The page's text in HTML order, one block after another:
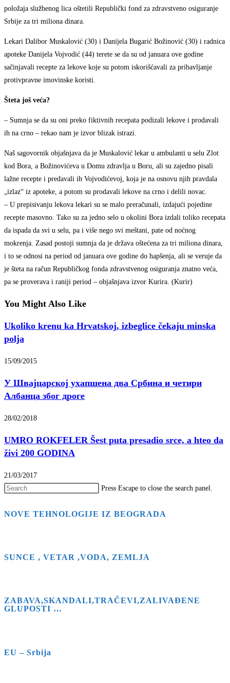
položaja službenog lica oštetili Republički fond za zdravstveno osiguranje
Srbije za tri miliona dinara.
Lekari Dalibor Muskalović (30) i Danijela Bugarić Božinović (30) i radnica
apoteke Danijela Vojvodić (44) terete se da su od januara ove godine
sačinjavali recepte za lekove koje su potom iskorišćavali za pribavljanje
protivpravne imovinske koristi.
Šteta još veća?
– Sumnja se da su oni preko fiktivnih recepata podizali lekove i prodavali
ih na crno – rekao nam je izvor blizak istrazi.
Naš sagovornik objašnjava da je Muskalović lekar u ambulanti u selu Zlot
kod Bora, a Božinovićeva u Domu zdravlja u Boru, ali su zajedno pisali
lažne recepte i predavali ih Vojvodićevoj, koja je na osnovu njih pravdala
„izlaz“ iz apoteke, a potom su prodavali lekove na crno i delili novac.
– U prepisivanju lekova lekari su se malo preračunali, izdajući pojedine
recepte masovno. Tako su za jedno selo u okolini Bora izdali toliko recepata
da ispada da svi u selu, pa i više nego svi meštani, pate od noćnog
mokrenja. Zasad postoji sumnja da je država oštećena za tri miliona dinara,
i to se odnosi na period od januara ove godine do hapšenja, ali se veruje da
je šteta na račun Republičkog fonda zdravstvenog osiguranja znatno veća,
pa se proverava i raniji period – objašnjava izvor Kurira. (Kurir)
You Might Also Like
Ukoliko krenu ka Hrvatskoj, izbeglice čekaju minska
polja
15/09/2015
У Швајцарској ухапшена два Србина и четири
Албанца због дроге
28/02/2018
UMRO ROKFELER Šest puta presadio srce, a hteo da
živi 200 GODINA
21/03/2017
Press Escape to close the search panel.
NOVE TEHNOLOGIJE IZ BEOGRADA
SUNCE , VETAR ,VODA, ZEMLJA
ZABAVA,SKANDALI,TRAČEVI,ZALIVAĐENE
GLUPOSTI …
EU – Srbija